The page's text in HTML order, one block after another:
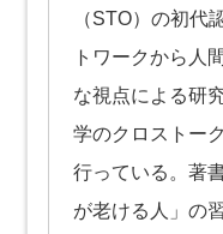
（STO）の初代
トワークから人
な視点による研
学のクロストー
行っている。著
が老ける人」の